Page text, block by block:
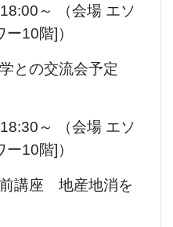
～ （会場 エソ
10階]）
との交流会予定
～ （会場 エソ
10階]）
講座 地産地消を